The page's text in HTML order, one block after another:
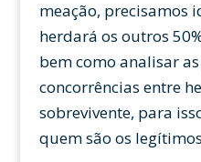
meação, precisamos
herdará os outros
bem como analisar
concorrências entre
sobrevivente, para
quem são os